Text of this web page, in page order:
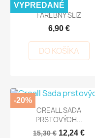
FAREBNÝ SLIZ
6,90 €
DO KOŠÍKA
VYPREDANÉ
CREALL SADA
PRSTOVÝCH...
15,30 € 12,24 €
-20%